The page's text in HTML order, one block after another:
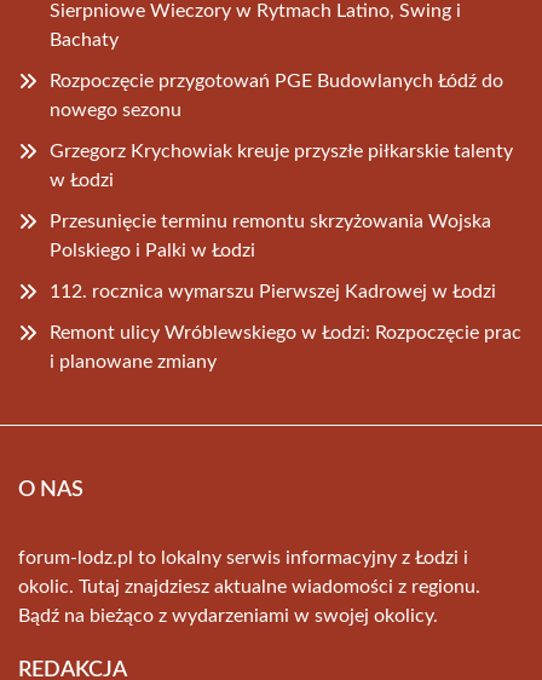
Sierpniowe Wieczory w Rytmach Latino, Swing i
Bachaty
Rozpoczęcie przygotowań PGE Budowlanych Łódź do
nowego sezonu
Grzegorz Krychowiak kreuje przyszłe piłkarskie talenty
w Łodzi
Przesunięcie terminu remontu skrzyżowania Wojska
Polskiego i Palki w Łodzi
112. rocznica wymarszu Pierwszej Kadrowej w Łodzi
Remont ulicy Wróblewskiego w Łodzi: Rozpoczęcie prac
i planowane zmiany
O NAS
forum-lodz.pl to lokalny serwis informacyjny z Łodzi i
okolic. Tutaj znajdziesz aktualne wiadomości z regionu.
Bądź na bieżąco z wydarzeniami w swojej okolicy.
REDAKCJA